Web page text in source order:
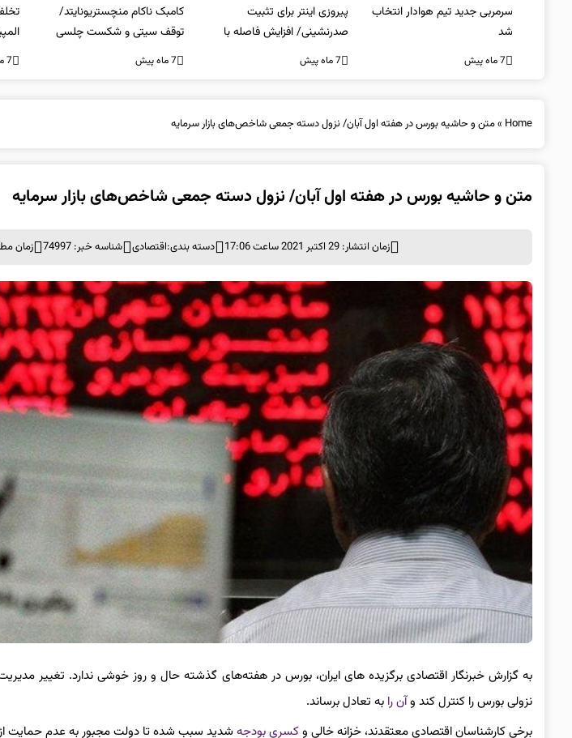
سرمربی جدید تیم هوادار انتخاب
شد
7 ماه پیش
پیروزی اینتر برای تثبیت
صدرنشینی/ افزایش فاصله با
ناپولی
7 ماه پیش
کامبک ناکام منچستریونایتد/
توقف سیتی و شکست چلسی
7 ماه پیش 7 ماه پیش
Home
»متن و حاشیه بورس در هفته اول آبان/ نزول دسته جمعی شاخص‌های بازار سرمایه
متن و حاشیه بورس در هفته اول آبان/ نزول دسته جمعی شاخص‌های بازار سرمایه
زمان انتشار: 29 اکتبر 2021 ساعت 17:06 دسته بندی:اقتصادی شناسه خبر: 74997 زمان
به گزارش خبرنگار اقتصادی برگزیده های ایران، بورس در هفته‌های گذشته حال و روز خوشی ندارد. تغییر
نزولی بورس را کنترل کند وآن را به تعادل برساند.
برخی کارشناسان اقتصادی معتقدند، خزانه خالی وکسری بودجهشدید سبب شده تا دولت مجبور به عدم حمایت از